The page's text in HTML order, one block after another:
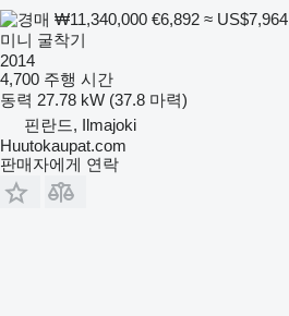
₩11,340,000 €6,892 ≈ US$7,964
미니 굴착기
2014
4,700 주행 시간
동력 27.78 kW (37.8 마력)
핀란드, Ilmajoki
Huutokaupat.com
판매자에게 연락